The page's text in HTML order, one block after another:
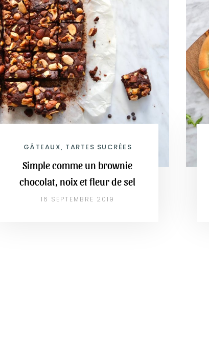
GÂTEAUX, TARTES SUCRÉES
Simple comme un brownie
chocolat, noix et fleur de sel
16 SEPTEMBRE 2019